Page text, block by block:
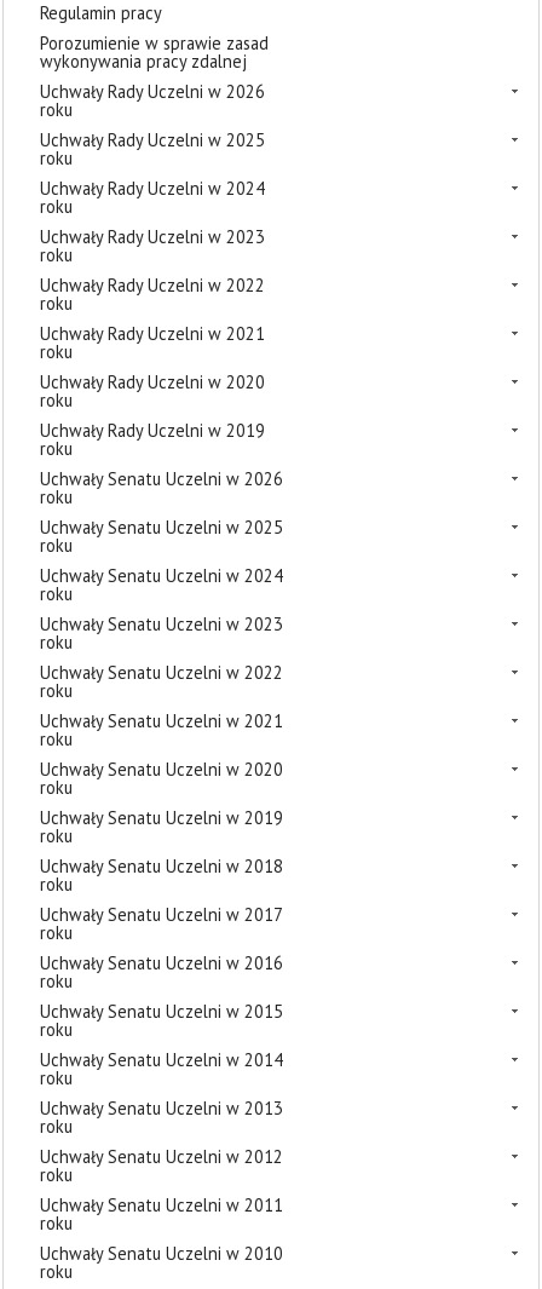
Regulamin pracy
Porozumienie w sprawie zasad
wykonywania pracy zdalnej
Uchwały Rady Uczelni w 2026
roku
Uchwały Rady Uczelni w 2025
roku
Uchwały Rady Uczelni w 2024
roku
Uchwały Rady Uczelni w 2023
roku
Uchwały Rady Uczelni w 2022
roku
Uchwały Rady Uczelni w 2021
roku
Uchwały Rady Uczelni w 2020
roku
Uchwały Rady Uczelni w 2019
roku
Uchwały Senatu Uczelni w 2026
roku
Uchwały Senatu Uczelni w 2025
roku
Uchwały Senatu Uczelni w 2024
roku
Uchwały Senatu Uczelni w 2023
roku
Uchwały Senatu Uczelni w 2022
roku
Uchwały Senatu Uczelni w 2021
roku
Uchwały Senatu Uczelni w 2020
roku
Uchwały Senatu Uczelni w 2019
roku
Uchwały Senatu Uczelni w 2018
roku
Uchwały Senatu Uczelni w 2017
roku
Uchwały Senatu Uczelni w 2016
roku
Uchwały Senatu Uczelni w 2015
roku
Uchwały Senatu Uczelni w 2014
roku
Uchwały Senatu Uczelni w 2013
roku
Uchwały Senatu Uczelni w 2012
roku
Uchwały Senatu Uczelni w 2011
roku
Uchwały Senatu Uczelni w 2010
roku